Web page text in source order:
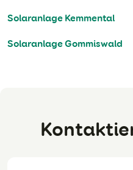
Solaranlage Kemmental
Solaranlage Gommiswald